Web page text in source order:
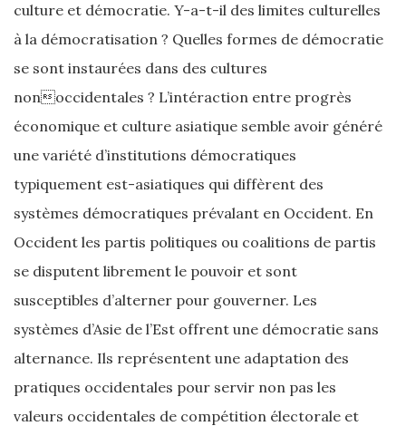
culture et démocratie. Y-a-t-il des limites culturelles
à la démocratisation ? Quelles formes de démocratie
se sont instaurées dans des cultures
nonoccidentales ? L’intéraction entre progrès
économique et culture asiatique semble avoir généré
une variété d’institutions démocratiques
typiquement est-asiatiques qui diffèrent des
systèmes démocratiques prévalant en Occident. En
Occident les partis politiques ou coalitions de partis
se disputent librement le pouvoir et sont
susceptibles d’alterner pour gouverner. Les
systèmes d’Asie de l’Est offrent une démocratie sans
alternance. Ils représentent une adaptation des
pratiques occidentales pour servir non pas les
valeurs occidentales de compétition électorale et